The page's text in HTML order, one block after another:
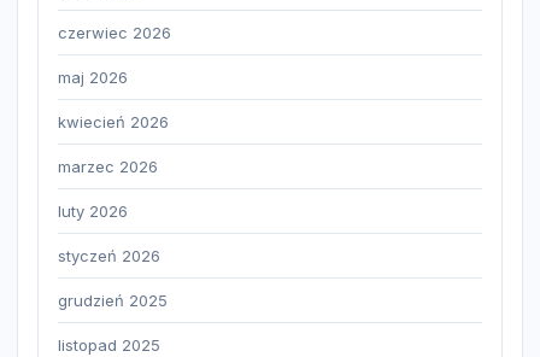
czerwiec 2026
maj 2026
kwiecień 2026
marzec 2026
luty 2026
styczeń 2026
grudzień 2025
listopad 2025